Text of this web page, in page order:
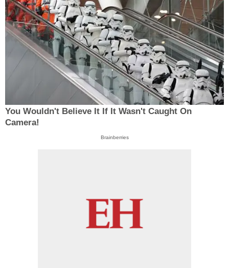
You Wouldn't Believe It If It Wasn't Caught On
Camera!
Brainberries